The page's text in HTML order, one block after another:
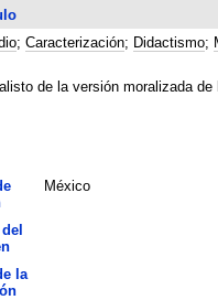
; Caracterización; Didactismo;
de la versión moralizada de
México
la